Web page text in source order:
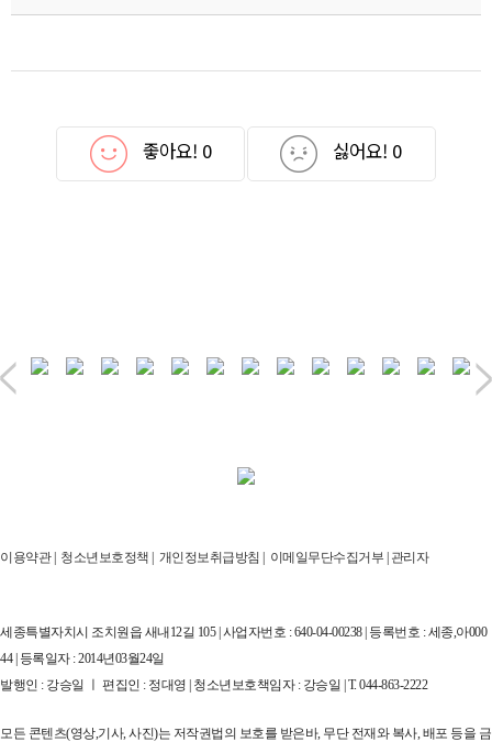
좋아요! 0 싫어요! 0
이용약관| 청소년보호정책 | 개인정보취급방침 | 이메일무단수집거부 | 관리자
세종특별자치시 조치원읍 새내12길 105 | 사업자번호 : 640-04-00238 | 등록번호 : 세종,아000
44 | 등록일자 : 2014년03월24일
발행인 : 강승일 ㅣ 편집인 : 정대영 | 청소년보호책임자 : 강승일 | T. 044-863-2222
모든 콘텐츠(영상,기사, 사진)는 저작권법의 보호를 받은바, 무단 전재와 복사, 배포 등을 금